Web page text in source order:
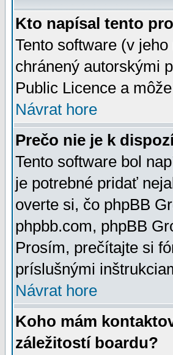
Kto napísal tento
Tento software (v
chránený autorskými
Public Licence a
Návrat hore
Prečo nie je k
Tento software bol
je potrebné pridať
overte si, čo phpBB
phpbb.com, phpBB
Prosím, prečítajte si
príslušnými
Návrat hore
Koho mám
záležitostí boardu?